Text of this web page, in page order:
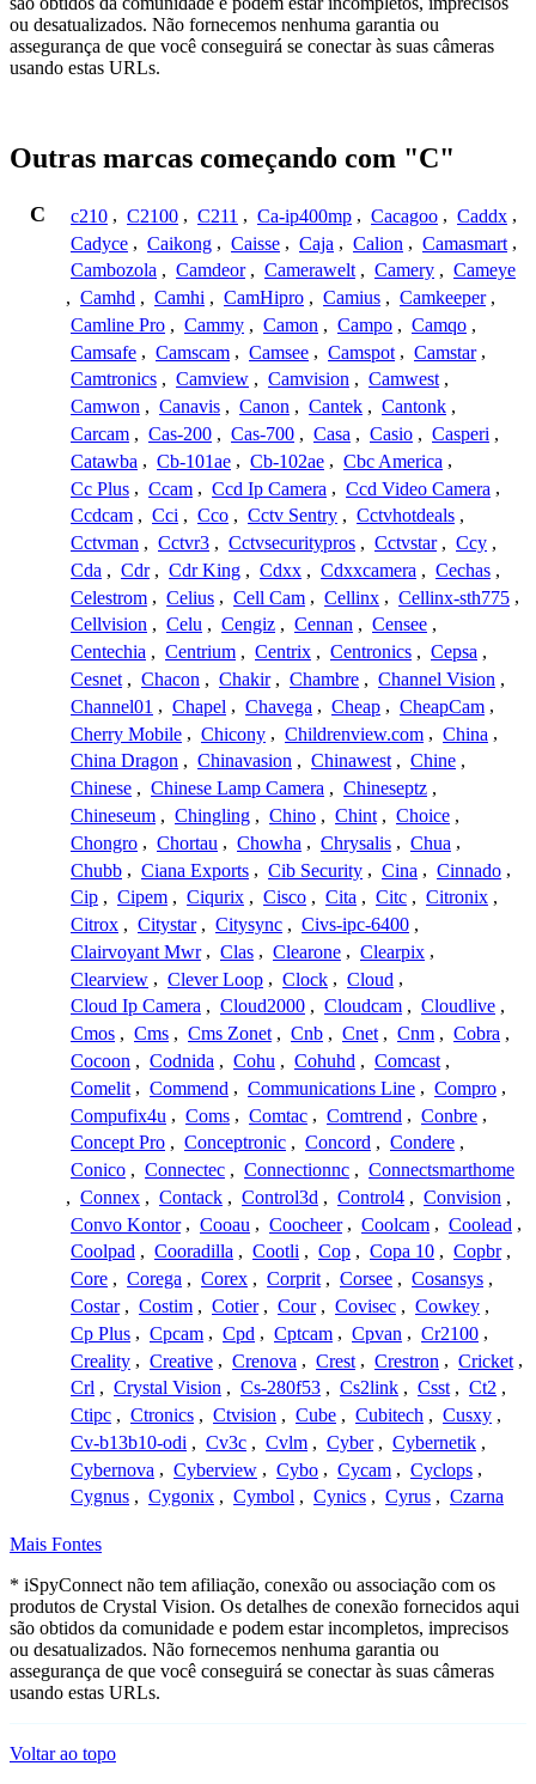
ou desatualizados. Não fornecemos nenhuma garantia ou
assegurança de que você conseguirá se conectar às suas câmeras
usando estas URLs.
Outras marcas começando com "C"
C c210 , C2100 , C211 , Ca-ip400mp , Cacagoo , Caddx ,
Cadyce , Caikong , Caisse , Caja , Calion , Camasmart ,
Cambozola , Camdeor , Camerawelt , Camery , Cameye
, Camhd , Camhi , CamHipro , Camius , Camkeeper ,
Camline Pro , Cammy , Camon , Campo , Camqo ,
Camsafe , Camscam , Camsee , Camspot , Camstar ,
Camtronics , Camview , Camvision , Camwest ,
Camwon , Canavis , Canon , Cantek , Cantonk ,
Carcam , Cas-200 , Cas-700 , Casa , Casio , Casperi ,
Catawba , Cb-101ae , Cb-102ae , Cbc America ,
Cc Plus , Ccam , Ccd Ip Camera , Ccd Video Camera ,
Ccdcam , Cci , Cco , Cctv Sentry , Cctvhotdeals ,
Cctvman , Cctvr3 , Cctvsecuritypros , Cctvstar , Ccy ,
Cda , Cdr , Cdr King , Cdxx , Cdxxcamera , Cechas ,
Celestrom , Celius , Cell Cam , Cellinx , Cellinx-sth775 ,
Cellvision , Celu , Cengiz , Cennan , Censee ,
Centechia , Centrium , Centrix , Centronics , Cepsa ,
Cesnet , Chacon , Chakir , Chambre , Channel Vision ,
Channel01 , Chapel , Chavega , Cheap , CheapCam ,
Cherry Mobile , Chicony , Childrenview.com , China ,
China Dragon , Chinavasion , Chinawest , Chine ,
Chinese , Chinese Lamp Camera , Chineseptz ,
Chineseum , Chingling , Chino , Chint , Choice ,
Chongro , Chortau , Chowha , Chrysalis , Chua ,
Chubb , Ciana Exports , Cib Security , Cina , Cinnado ,
Cip , Cipem , Ciqurix , Cisco , Cita , Citc , Citronix ,
Citrox , Citystar , Citysync , Civs-ipc-6400 ,
Clairvoyant Mwr , Clas , Clearone , Clearpix ,
Clearview , Clever Loop , Clock , Cloud ,
Cloud Ip Camera , Cloud2000 , Cloudcam , Cloudlive ,
Cmos , Cms , Cms Zonet , Cnb , Cnet , Cnm , Cobra ,
Cocoon , Codnida , Cohu , Cohuhd , Comcast ,
Comelit , Commend , Communications Line , Compro ,
Compufix4u , Coms , Comtac , Comtrend , Conbre ,
Concept Pro , Conceptronic , Concord , Condere ,
Conico , Connectec , Connectionnc , Connectsmarthome
, Connex , Contack , Control3d , Control4 , Convision ,
Convo Kontor , Cooau , Coocheer , Coolcam , Coolead ,
Coolpad , Cooradilla , Cootli , Cop , Copa 10 , Copbr ,
Core , Corega , Corex , Corprit , Corsee , Cosansys ,
Costar , Costim , Cotier , Cour , Covisec , Cowkey ,
Cp Plus , Cpcam , Cpd , Cptcam , Cpvan , Cr2100 ,
Creality , Creative , Crenova , Crest , Crestron , Cricket ,
Crl , Crystal Vision , Cs-280f53 , Cs2link , Csst , Ct2 ,
Ctipc , Ctronics , Ctvision , Cube , Cubitech , Cusxy ,
Cv-b13b10-odi , Cv3c , Cvlm , Cyber , Cybernetik ,
Cybernova , Cyberview , Cybo , Cycam , Cyclops ,
Cygnus , Cygonix , Cymbol , Cynics , Cyrus , Czarna
Mais Fontes
* iSpyConnect não tem afiliação, conexão ou associação com os
produtos de Crystal Vision. Os detalhes de conexão fornecidos aqui
são obtidos da comunidade e podem estar incompletos, imprecisos
ou desatualizados. Não fornecemos nenhuma garantia ou
assegurança de que você conseguirá se conectar às suas câmeras
usando estas URLs.
Voltar ao topo